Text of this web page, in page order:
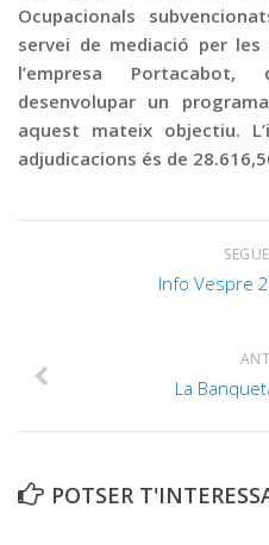
Ocupacionals
servei de mediació per les
l’empresa
desenvolupar un
aquest mateix objectiu.
adjudicacions és de
Info Vespre
La
POTSER